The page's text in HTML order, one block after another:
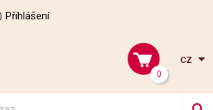
Přihlášení
0
cz